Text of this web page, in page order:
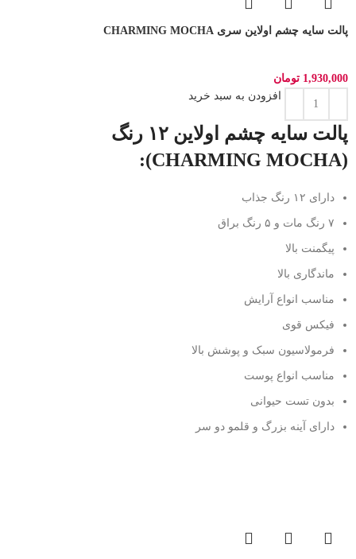
پالت سایه چشم اولاین سری CHARMING MOCHA
1,930,000 تومان
افزودن به سبد خرید
پالت سایه چشم اولاین ۱۲ رنگ
(CHARMING MOCHA):
دارای ۱۲ رنگ جذاب
۷ رنگ مات و ۵ رنگ براق
پیگمنت بالا
ماندگاری بالا
مناسب انواع آرایش
فیکس قوی
فرمولاسیون سبک و پوشش بالا
مناسب انواع پوست
بدون تست حیوانی
دارای آینه بزرگ و قلمو دو سر